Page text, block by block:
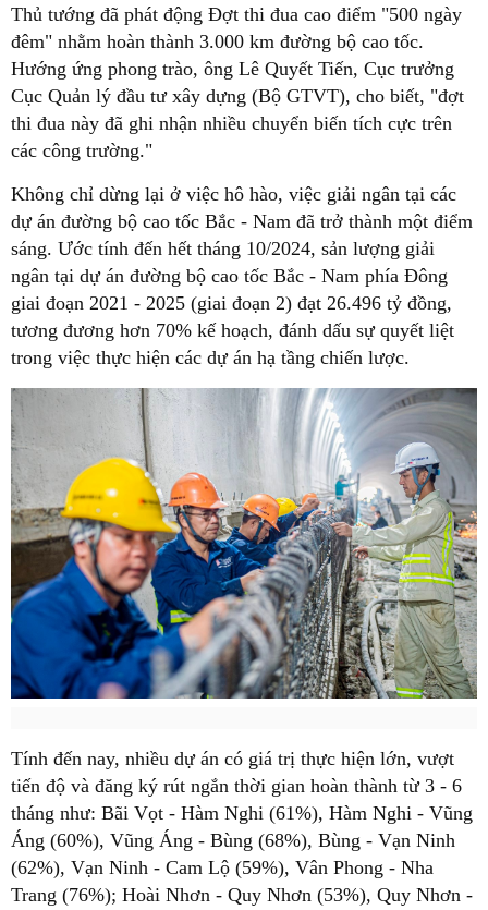
Thủ tướng đã phát động Đợt thi đua cao điểm "500 ngày
đêm" nhằm hoàn thành 3.000 km đường bộ cao tốc.
Hướng ứng phong trào, ông Lê Quyết Tiến, Cục trưởng
Cục Quản lý đầu tư xây dựng (Bộ GTVT), cho biết, "đợt
thi đua này đã ghi nhận nhiều chuyển biến tích cực trên
các công trường."
Không chỉ dừng lại ở việc hô hào, việc giải ngân tại các
dự án đường bộ cao tốc Bắc - Nam đã trở thành một điểm
sáng. Ước tính đến hết tháng 10/2024, sản lượng giải
ngân tại dự án đường bộ cao tốc Bắc - Nam phía Đông
giai đoạn 2021 - 2025 (giai đoạn 2) đạt 26.496 tỷ đồng,
tương đương hơn 70% kế hoạch, đánh dấu sự quyết liệt
trong việc thực hiện các dự án hạ tầng chiến lược.
Tính đến nay, nhiều dự án có giá trị thực hiện lớn, vượt
tiến độ và đăng ký rút ngắn thời gian hoàn thành từ 3 - 6
tháng như: Bãi Vọt - Hàm Nghi (61%), Hàm Nghi - Vũng
Áng (60%), Vũng Áng - Bùng (68%), Bùng - Vạn Ninh
(62%), Vạn Ninh - Cam Lộ (59%), Vân Phong - Nha
Trang (76%); Hoài Nhơn - Quy Nhơn (53%), Quy Nhơn -